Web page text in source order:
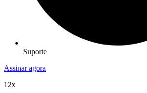
Suporte
Assinar agora
12x